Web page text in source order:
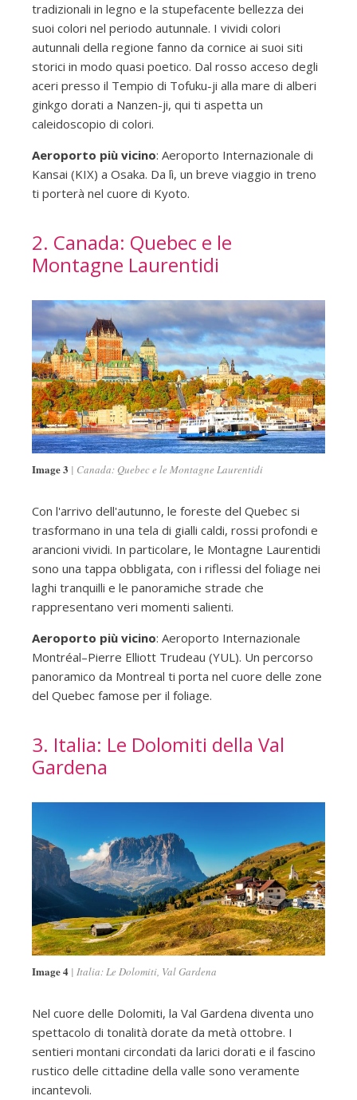
tradizionali in legno e la stupefacente bellezza dei
suoi colori nel periodo autunnale. I vividi colori
autunnali della regione fanno da cornice ai suoi siti
storici in modo quasi poetico. Dal rosso acceso degli
aceri presso il Tempio di Tofuku-ji alla mare di alberi
ginkgo dorati a Nanzen-ji, qui ti aspetta un
caleidoscopio di colori.
Aeroporto più vicino: Aeroporto Internazionale di
Kansai (KIX) a Osaka. Da lì, un breve viaggio in treno
ti porterà nel cuore di Kyoto.
2. Canada: Quebec e le
Montagne Laurentidi
Image 3 Canada: Quebec e le Montagne Laurentidi
Con l'arrivo dell'autunno, le foreste del Quebec si
trasformano in una tela di gialli caldi, rossi profondi e
arancioni vividi. In particolare, le Montagne Laurentidi
sono una tappa obbligata, con i riflessi del foliage nei
laghi tranquilli e le panoramiche strade che
rappresentano veri momenti salienti.
Aeroporto più vicino: Aeroporto Internazionale
Montréal–Pierre Elliott Trudeau (YUL). Un percorso
panoramico da Montreal ti porta nel cuore delle zone
del Quebec famose per il foliage.
3. Italia: Le Dolomiti della Val
Gardena
Image 4 Italia: Le Dolomiti, Val Gardena
Nel cuore delle Dolomiti, la Val Gardena diventa uno
spettacolo di tonalità dorate da metà ottobre. I
sentieri montani circondati da larici dorati e il fascino
rustico delle cittadine della valle sono veramente
incantevoli.